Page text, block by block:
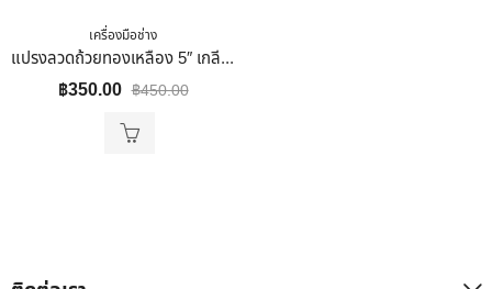
เครื่องมือช่าง
แปรงลวดถ้วยทองเหลือง 5″ เกลียว M14x2 Total รุ่น TAC31051
฿350.00 ฿450.00